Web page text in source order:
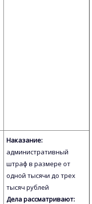
Наказание:
административный
штраф в размере от
одной тысячи до трех
тысяч рублей
Дела рассматривают: